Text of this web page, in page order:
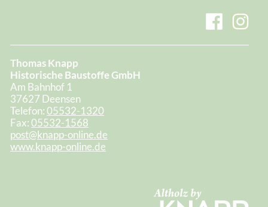
Thomas Knapp
Historische Baustoffe GmbH
Am Bahnhof 1
37627 Deensen
Telefon:05532-1320
Fax:05532-1568
post@knapp-online.de
www.knapp-online.de